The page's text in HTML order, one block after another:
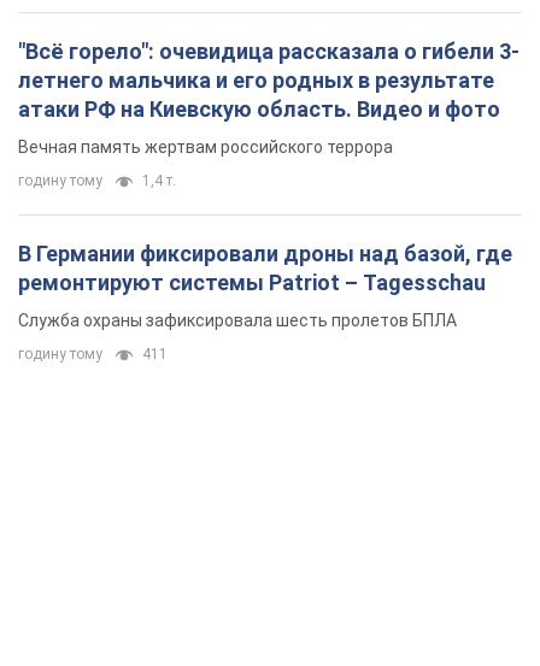
"Всё горело": очевидица рассказала о гибели 3-
летнего мальчика и его родных в результате
атаки РФ на Киевскую область. Видео и фото
Вечная память жертвам российского террора
годину тому 1,4 т.
В Германии фиксировали дроны над базой, где
ремонтируют системы Patriot – Tagesschau
Служба охраны зафиксировала шесть пролетов БПЛА
годину тому 411